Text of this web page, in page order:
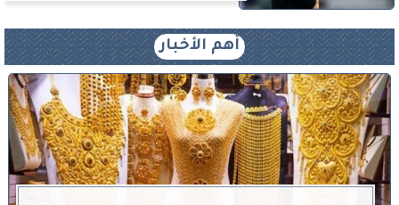
أهم الأخبار